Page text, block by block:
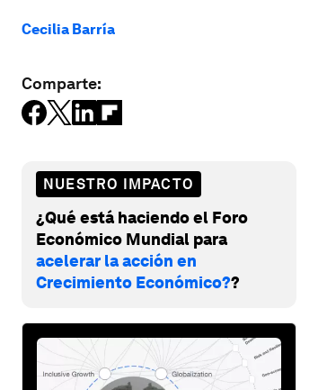
Cecilia Barría
Comparte:
NUESTRO IMPACTO
¿Qué está haciendo el Foro
Económico Mundial para
acelerar la acción en
Crecimiento Económico??